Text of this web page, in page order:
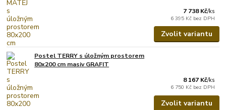
7 738 Kč/ks
6 395 Kč bez DPH
Zvolit variantu
Postel TERRY s úložným prostorem
80x200 cm masiv GRAFIT
8 167 Kč/ks
6 750 Kč bez DPH
Zvolit variantu